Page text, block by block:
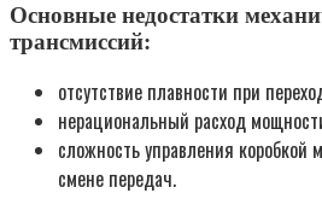
Основные недостатки
трансмиссий:
отсутствие плавности при
нерациональный расход
сложность управления коробкой
смене передач.